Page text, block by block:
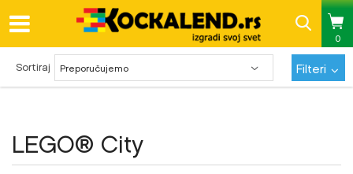
0
Pregled statusa porudžbine
LEGO® City
Sortiraj Filteri